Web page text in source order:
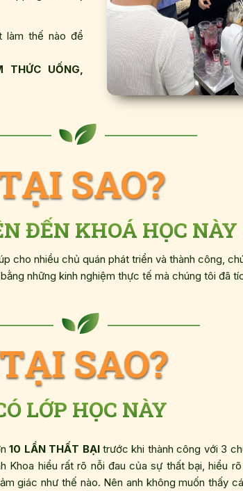
10 LẦN THẤT BẠI trước khi thành công với 3
Khoa hiểu rất rõ nỗi đau của sự thất bại, hiểu
giác như thế nào. Nên anh không muốn thấy
TẠI SAO?
LỚP HỌC NÀY
SAO?
ĐẾN KHOÁ HỌC NÀY
cho nhiều chủ quán phát triển và thành công,
những kinh nghiệm thực tế mà chúng tôi đã
làm thế nào để
THỨC UỐNG,